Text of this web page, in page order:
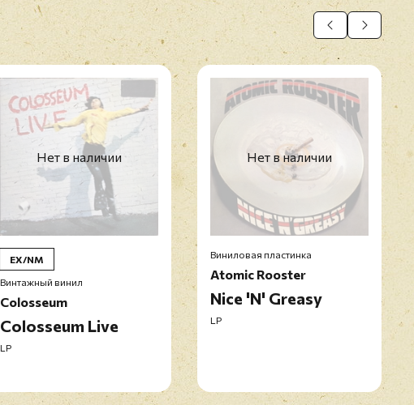
Нет в наличии
EX/NM
Винтажный винил
Colosseum
Colosseum Live
LP
Нет в наличии
Виниловая пластинка
Atomic Rooster
Nice 'N' Greasy
LP